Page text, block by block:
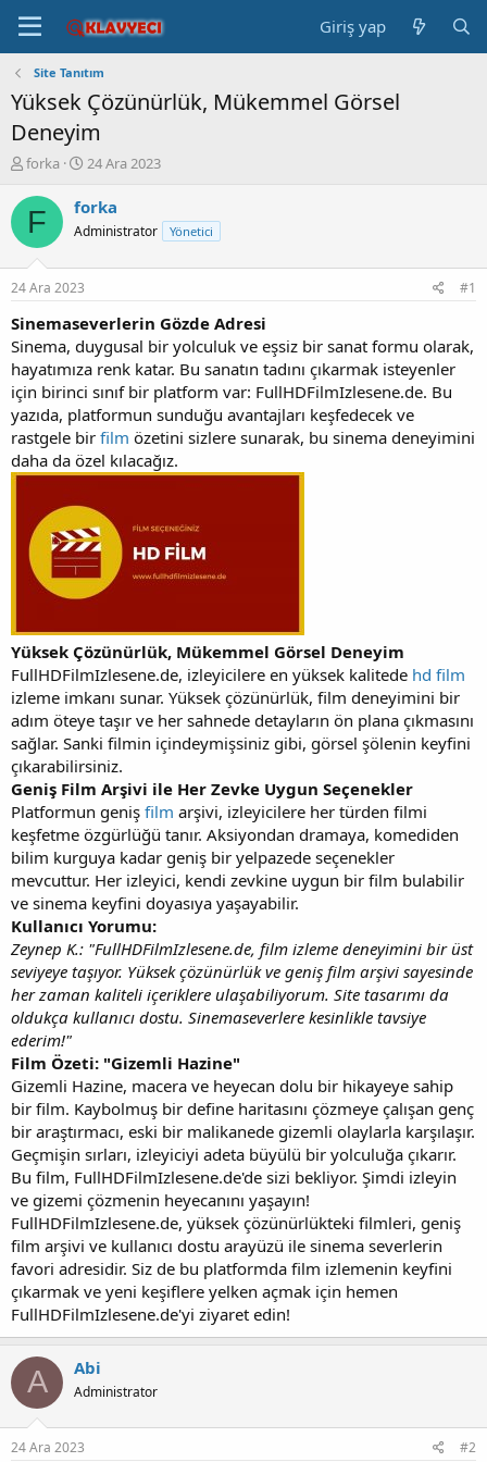
Giriş yap
Site Tanıtım
Yüksek Çözünürlük, Mükemmel Görsel
Deneyim
K
n
b
u
u
b
a
l
a
t
a
n
forka
B
ş
l
a
ç
a
r
i
h
i
24 Ara 2023
F forka
Administrator Yönetici
24 Ara 2023 #1
Sinemaseverlerin Gözde Adresi
Sinema, duygusal bir yolculuk ve eşsiz bir sanat formu olarak,
hayatımıza renk katar. Bu sanatın tadını çıkarmak isteyenler
için birinci sınıf bir platform var: FullHDFilmIzlesene.de. Bu
yazıda, platformun sunduğu avantajları keşfedecek ve
rastgele bir film özetini sizlere sunarak, bu sinema deneyimini
daha da özel kılacağız.
Yüksek Çözünürlük, Mükemmel Görsel Deneyim
FullHDFilmIzlesene.de, izleyicilere en yüksek kalitede hd film
izleme imkanı sunar. Yüksek çözünürlük, film deneyimini bir
adım öteye taşır ve her sahnede detayların ön plana çıkmasını
sağlar. Sanki filmin içindeymişsiniz gibi, görsel şölenin keyfini
çıkarabilirsiniz.
Geniş Film Arşivi ile Her Zevke Uygun Seçenekler
Platformun geniş film arşivi, izleyicilere her türden filmi
keşfetme özgürlüğü tanır. Aksiyondan dramaya, komediden
bilim kurguya kadar geniş bir yelpazede seçenekler
mevcuttur. Her izleyici, kendi zevkine uygun bir film bulabilir
ve sinema keyfini doyasıya yaşayabilir.
Kullanıcı Yorumu:
Zeynep K.: "FullHDFilmIzlesene.de, film izleme deneyimini bir üst
seviyeye taşıyor. Yüksek çözünürlük ve geniş film arşivi sayesinde
her zaman kaliteli içeriklere ulaşabiliyorum. Site tasarımı da
oldukça kullanıcı dostu. Sinemaseverlere kesinlikle tavsiye
ederim!"
Film Özeti: "Gizemli Hazine"
Gizemli Hazine, macera ve heyecan dolu bir hikayeye sahip
bir film. Kaybolmuş bir define haritasını çözmeye çalışan genç
bir araştırmacı, eski bir malikanede gizemli olaylarla karşılaşır.
Geçmişin sırları, izleyiciyi adeta büyülü bir yolculuğa çıkarır.
Bu film, FullHDFilmIzlesene.de'de sizi bekliyor. Şimdi izleyin
ve gizemi çözmenin heyecanını yaşayın!
FullHDFilmIzlesene.de, yüksek çözünürlükteki filmleri, geniş
film arşivi ve kullanıcı dostu arayüzü ile sinema severlerin
favori adresidir. Siz de bu platformda film izlemenin keyfini
çıkarmak ve yeni keşiflere yelken açmak için hemen
FullHDFilmIzlesene.de'yi ziyaret edin!
A Abi
Administrator
24 Ara 2023 #2